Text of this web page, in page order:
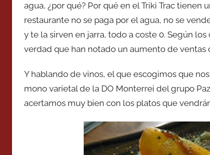
agua, ¿por qué? Por qué en el Triki Trac
restaurante no se paga por el agua, no se
y te la sirven en jarra, todo a coste 0. Según
verdad que han notado un aumento de
Y hablando de vinos, el que escogimos que
mono varietal de la DO Monterrei del grupo
acertamos muy bien con los platos que